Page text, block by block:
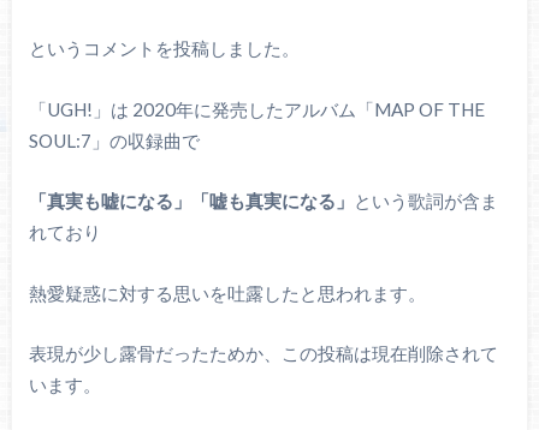
というコメントを投稿しました。
「UGH!」は 2020年に発売したアルバム「MAP OF THE
SOUL:7」の収録曲で
「真実も嘘になる」「嘘も真実になる」 という歌詞が含ま
れており
熱愛疑惑に対する思いを吐露したと思われます。
表現が少し露骨だったためか、この投稿は現在削除されて
います。